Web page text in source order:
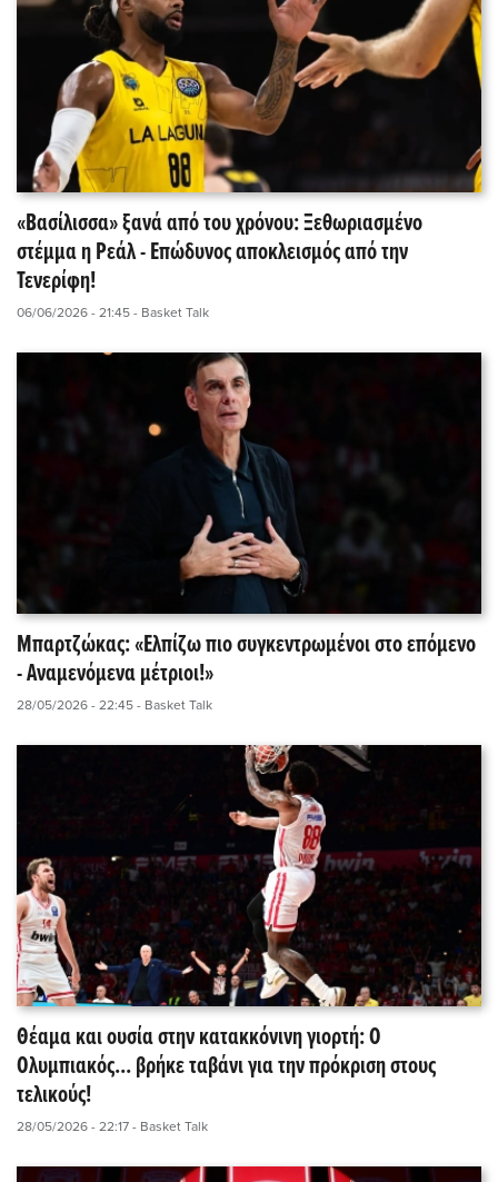
«Βασίλισσα» ξανά από του χρόνου: Ξεθωριασμένο
στέμμα η Ρεάλ - Επώδυνος αποκλεισμός από την
Τενερίφη!
06/06/2026 - 21:45 - Basket Talk
Μπαρτζώκας: «Ελπίζω πιο συγκεντρωμένοι στο επόμενο
- Αναμενόμενα μέτριοι!»
28/05/2026 - 22:45 - Basket Talk
Θέαμα και ουσία στην κατακκόνινη γιορτή: Ο
Ολυμπιακός... βρήκε ταβάνι για την πρόκριση στους
τελικούς!
28/05/2026 - 22:17 - Basket Talk